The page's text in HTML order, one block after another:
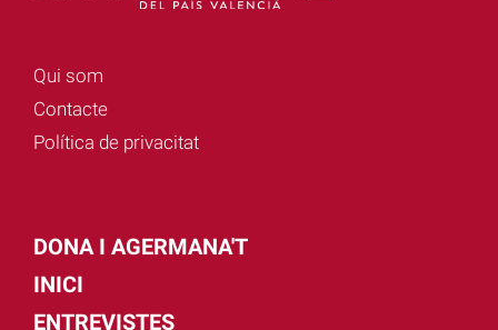
Qui som
Contacte
Política de privacitat
DONA I AGERMANA'T
INICI
ENTREVISTES